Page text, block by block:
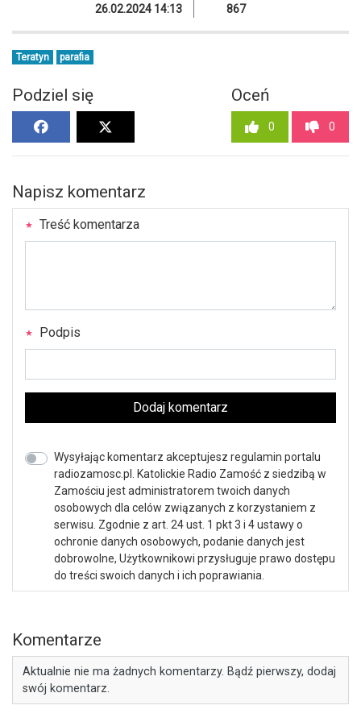
26.02.2024 14:13 867
Teratyn parafia
Podziel się Oceń
0 0
Napisz komentarz
Treść komentarza
Podpis
Dodaj komentarz
Wysyłając komentarz akceptujesz regulamin portalu
radiozamosc.pl. Katolickie Radio Zamość z siedzibą w
Zamościu jest administratorem twoich danych
osobowych dla celów związanych z korzystaniem z
serwisu. Zgodnie z art. 24 ust. 1 pkt 3 i 4 ustawy o
ochronie danych osobowych, podanie danych jest
dobrowolne, Użytkownikowi przysługuje prawo dostępu
do treści swoich danych i ich poprawiania.
Komentarze
Aktualnie nie ma żadnych komentarzy. Bądź pierwszy, dodaj
swój komentarz.